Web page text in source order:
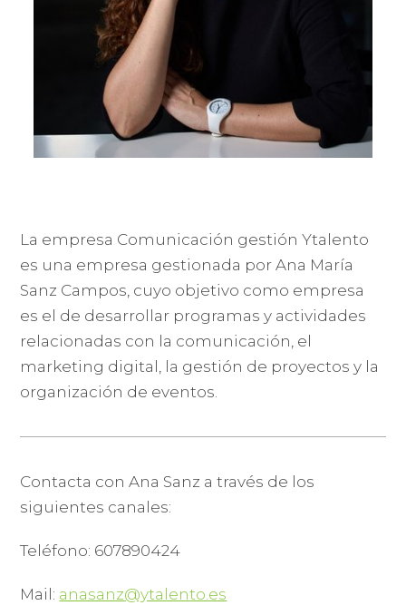
La empresa Comunicación gestión Ytalento
es una empresa gestionada por Ana María
Sanz Campos, cuyo objetivo como empresa
es el de desarrollar programas y actividades
relacionadas con la comunicación, el
marketing digital, la gestión de proyectos y la
organización de eventos.
Contacta con Ana Sanz a través de los
siguientes canales:
Teléfono: 607890424
Mail: anasanz@ytalento.es